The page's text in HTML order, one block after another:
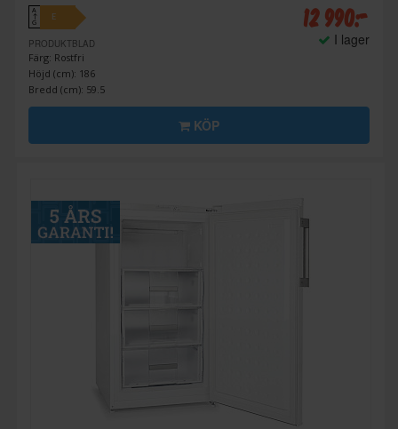
A
↑
G
E
PRODUKTBLAD
Färg: Rostfri
Höjd (cm): 186
Bredd (cm): 59.5
12 990:-
I lager
KÖP